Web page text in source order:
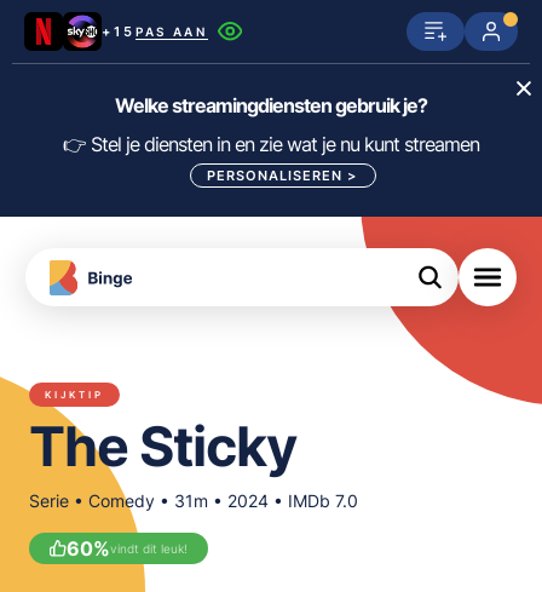
+15 PAS AAN
Netflix SkyShowtime Prime Video
Disney+ Videoland HBO Max
Viaplay Apple TV
KIJK
meJane
FILTER FILMS EN SERIES OP MIJN
ALLES/NIETS SELECTEREN
Welke streamingdiensten gebruik je?
👉 Stel je diensten in en zie wat je nu kunt streamen
PERSONALISEREN >
Download
App
KIJKTIP
The Sticky
Serie • Comedy • 31m • 2024 • IMDb 7.0
60%vindt dit leuk!